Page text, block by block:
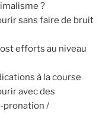
?
sans faire de bruit
efforts au niveau
à la course
avec des
pronation /